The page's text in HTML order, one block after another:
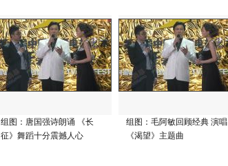
组图：唐国强诗朗诵 《长
征》舞蹈十分震撼人心
组图：毛阿敏回顾经典 演唱
《渴望》主题曲